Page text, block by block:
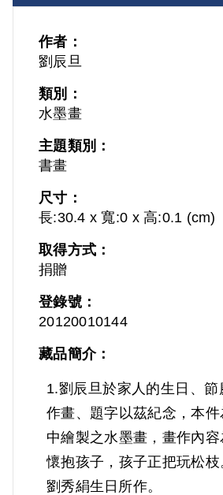
作者：
劉辰旦
類別：
水墨畫
主題類別：
書畫
尺寸：
長:30.4 x 寬:0 x 高:0.1 (cm)
取得方式：
捐贈
登錄號：
20120010144
藏品簡介：
1.劉辰旦於家人的生日、
作畫、題字以茲紀念，本
中繪製之水墨畫，畫作內
懷抱孩子，孩子正把玩松
劉秀絹生日所作。